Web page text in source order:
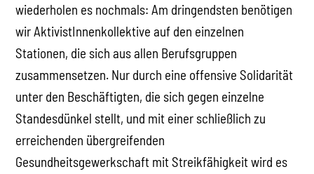
wiederholen es nochmals: Am dringendsten benötigen
wir AktivistInnenkollektive auf den einzelnen
Stationen, die sich aus allen Berufsgruppen
zusammensetzen. Nur durch eine offensive Solidarität
unter den Beschäftigten, die sich gegen einzelne
Standesdünkel stellt, und mit einer schließlich zu
erreichenden übergreifenden
Gesundheitsgewerkschaft mit Streikfähigkeit wird es